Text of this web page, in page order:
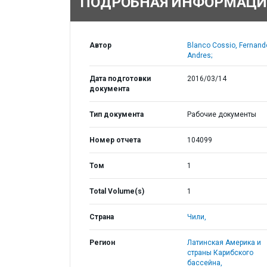
Автор
Blanco Cossio,
Andres;
Дата подготовки
документа
2016/03/14
Тип документа Рабочие документы
Номер отчета 104099
Том 1
Total Volume(s) 1
Страна Чили,
Регион
Латинская Америка и
страны Карибского
бассейна,